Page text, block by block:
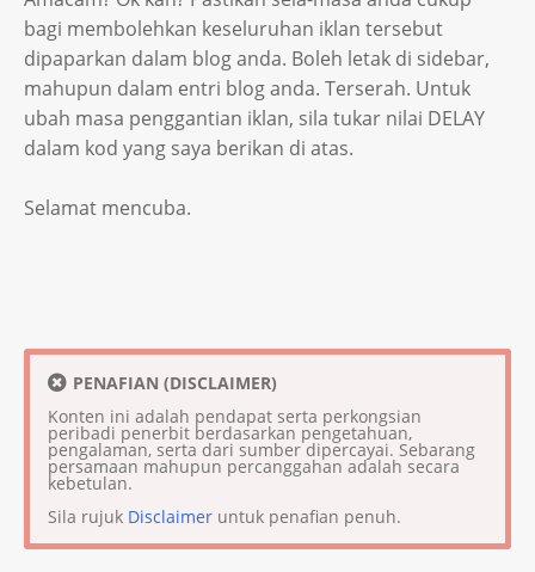
bagi membolehkan keseluruhan iklan tersebut
dipaparkan dalam blog anda. Boleh letak di sidebar,
mahupun dalam entri blog anda. Terserah. Untuk
ubah masa penggantian iklan, sila tukar nilai DELAY
dalam kod yang saya berikan di atas.
Selamat mencuba.
PENAFIAN (DISCLAIMER)
Konten ini adalah pendapat serta perkongsian
peribadi penerbit berdasarkan pengetahuan,
pengalaman, serta dari sumber dipercayai. Sebarang
persamaan mahupun percanggahan adalah secara
kebetulan.
Sila rujuk Disclaimer untuk penafian penuh.